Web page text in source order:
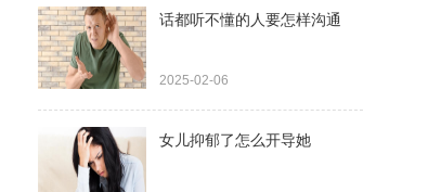
话都听不懂的人要怎样沟通
2025-02-06
女儿抑郁了怎么开导她